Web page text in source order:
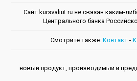
Сайт kursvaliut.ru не связан каким-
Центрального банкa
Смотрите также: Контакт -
новый продукт, производимый и